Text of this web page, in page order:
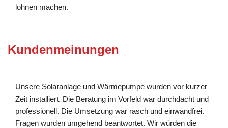
lohnen machen.
Kundenmeinungen
Unsere Solaranlage und Wärmepumpe wurden vor kurzer
Zeit installiert. Die Beratung im Vorfeld war durchdacht und
professionell. Die Umsetzung war rasch und einwandfrei.
Fragen wurden umgehend beantwortet. Wir würden die